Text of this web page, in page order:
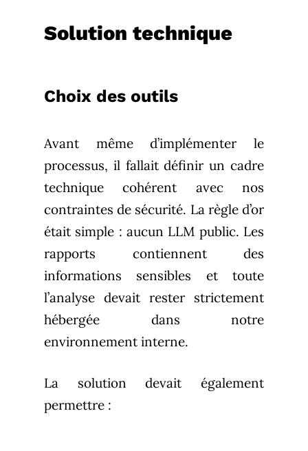
Solution technique
Choix des outils
Avant même d’implémenter le
processus, il fallait définir un cadre
technique cohérent avec nos
contraintes de sécurité. La règle d’or
était simple : aucun LLM public. Les
rapports contiennent des
informations sensibles et toute
l’analyse devait rester strictement
hébergée dans notre
environnement interne.
La solution devait également
permettre :